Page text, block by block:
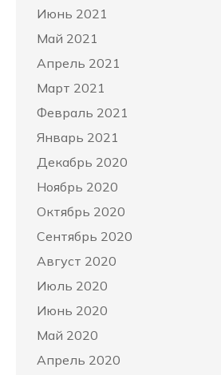
Июнь 2021
Май 2021
Апрель 2021
Март 2021
Февраль 2021
Январь 2021
Декабрь 2020
Ноябрь 2020
Октябрь 2020
Сентябрь 2020
Август 2020
Июль 2020
Июнь 2020
Май 2020
Апрель 2020